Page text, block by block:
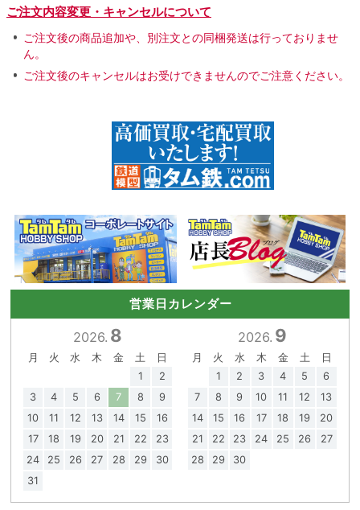
ご注文内容変更・キャンセルについて
ご注文後の商品追加や、別注文との同梱発送は行っておりませ
ん。
ご注文後のキャンセルはお受けできませんのでご注意ください。
営業日カレンダー
2026. 8
月 火 水 木 金 土
日
1
2
3
4 5 6 7 8
9
10
11 12 13 14 15
16
17
18 19 20 21 22
23
24
25 26 27 28 29
30
31
2026. 9
月 火 水 木 金 土
日
1
2 3 4 5
6
7
8 9 10 11 12
13
14
15 16 17 18 19
20
21
22 23 24 25 26
27
28
29 30